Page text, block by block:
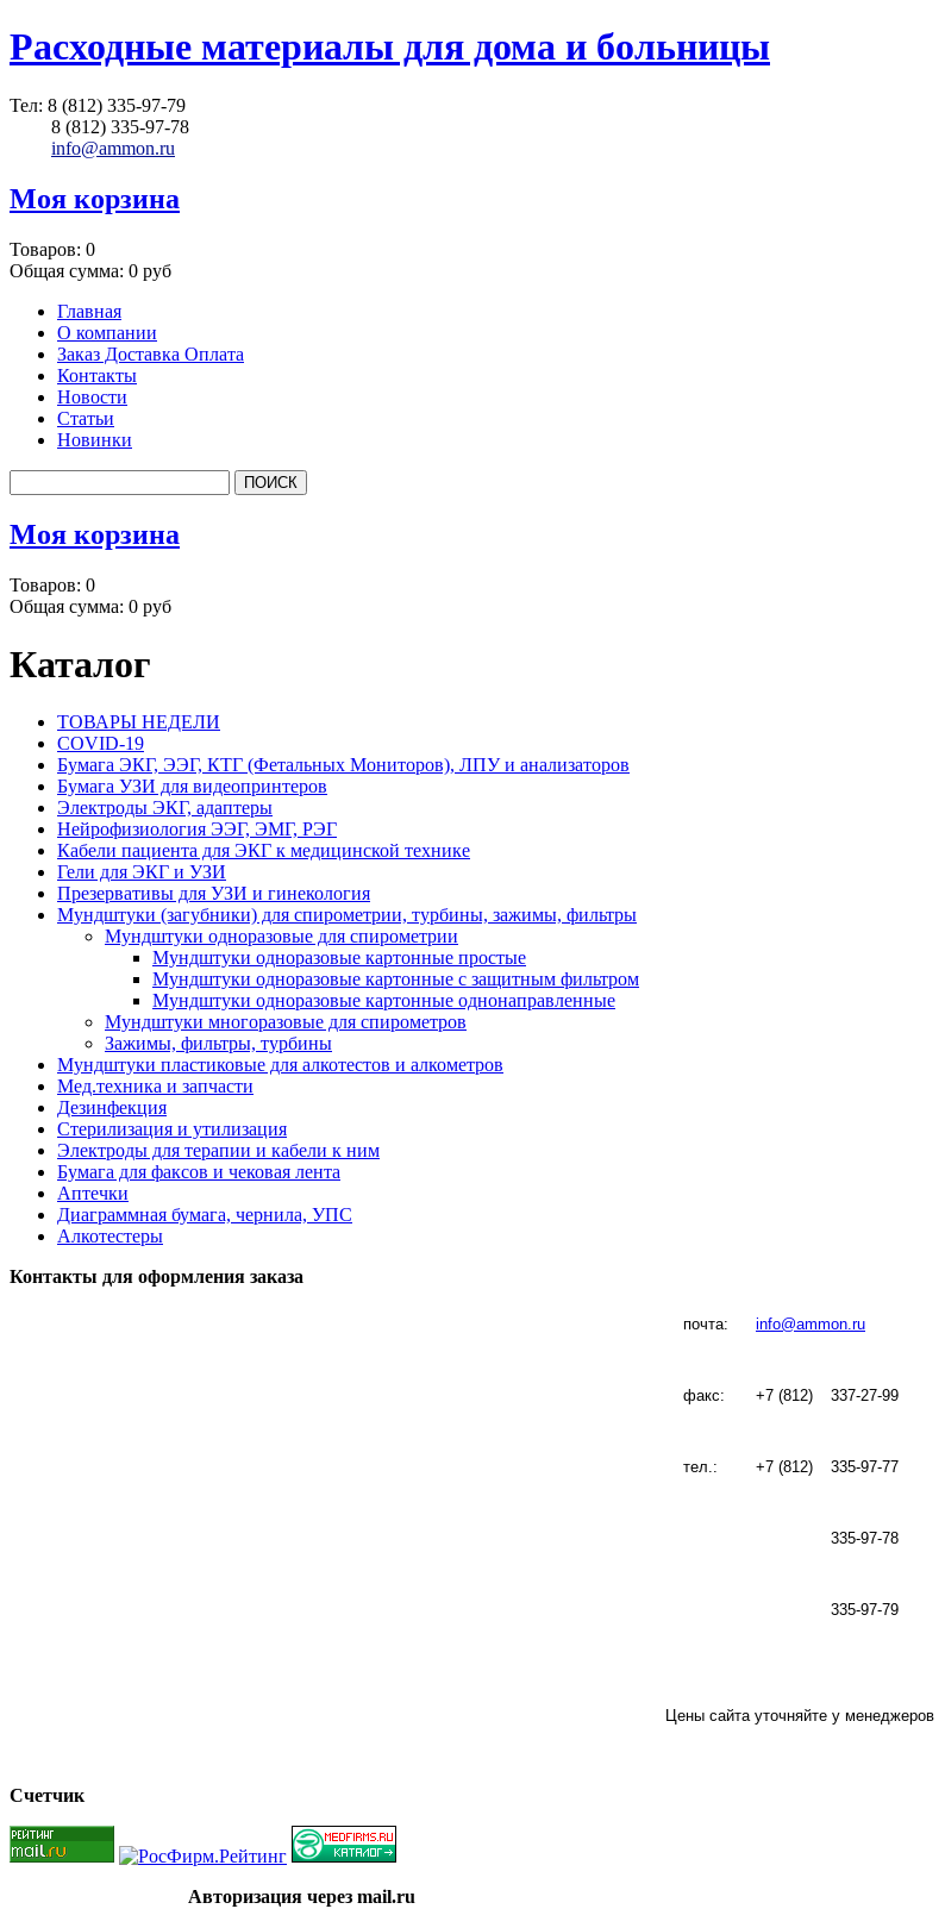
Расходные материалы для дома и больницы
Тел: 8 (812) 335-97-79
8 (812) 335-97-78
info@ammon.ru
Моя корзина
Товаров: 0
Общая сумма: 0 руб
Главная
О компании
Заказ Доставка Оплата
Контакты
Новости
Статьи
Новинки
Моя корзина
Товаров: 0
Общая сумма: 0 руб
Каталог
ТОВАРЫ НЕДЕЛИ
COVID-19
Бумага ЭКГ, ЭЭГ, КТГ (Фетальных Мониторов), ЛПУ и анализаторов
Бумага УЗИ для видеопринтеров
Электроды ЭКГ, адаптеры
Нейрофизиология ЭЭГ, ЭМГ, РЭГ
Кабели пациента для ЭКГ к медицинской технике
Гели для ЭКГ и УЗИ
Презервативы для УЗИ и гинекология
Мундштуки (загубники) для спирометрии, турбины, зажимы, фильтры
Мундштуки одноразовые для спирометрии
Мундштуки одноразовые картонные простые
Мундштуки одноразовые картонные с защитным фильтром
Мундштуки одноразовые картонные однонаправленные
Мундштуки многоразовые для спирометров
Зажимы, фильтры, турбины
Мундштуки пластиковые для алкотестов и алкометров
Мед.техника и запчасти
Дезинфекция
Стерилизация и утилизация
Электроды для терапии и кабели к ним
Бумага для факсов и чековая лента
Аптечки
Диаграммная бумага, чернила, УПС
Алкотестеры
Контакты для оформления заказа
почта: info@ammon.ru
факс: +7 (812) 337-27-99
тел.: +7 (812) 335-97-77
335-97-78
335-97-79
Цены сайта уточняйте у менеджеров
Счетчик
Авторизация через mail.ru